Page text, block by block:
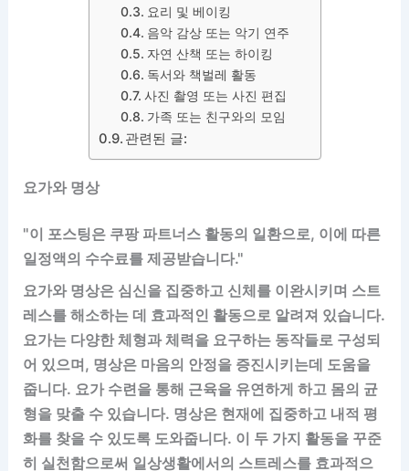
요리 및 베이킹
음악 감상 또는 악기 연주
자연 산책 또는 하이킹
독서와 책벌레 활동
사진 촬영 또는 사진 편집
가족 또는 친구와의 모임
관련된 글:
요가와 명상
"이 포스팅은 쿠팡 파트너스 활동의 일환으로, 이에 따른
일정액의 수수료를 제공받습니다."
요가와 명상은 심신을 집중하고 신체를 이완시키며 스트
레스를 해소하는 데 효과적인 활동으로 알려져 있습니다.
요가는 다양한 체형과 체력을 요구하는 동작들로 구성되
어 있으며, 명상은 마음의 안정을 증진시키는데 도움을
줍니다. 요가 수련을 통해 근육을 유연하게 하고 몸의 균
형을 맞출 수 있습니다. 명상은 현재에 집중하고 내적 평
화를 찾을 수 있도록 도와줍니다. 이 두 가지 활동을 꾸준
히 실천함으로써 일상생활에서의 스트레스를 효과적으